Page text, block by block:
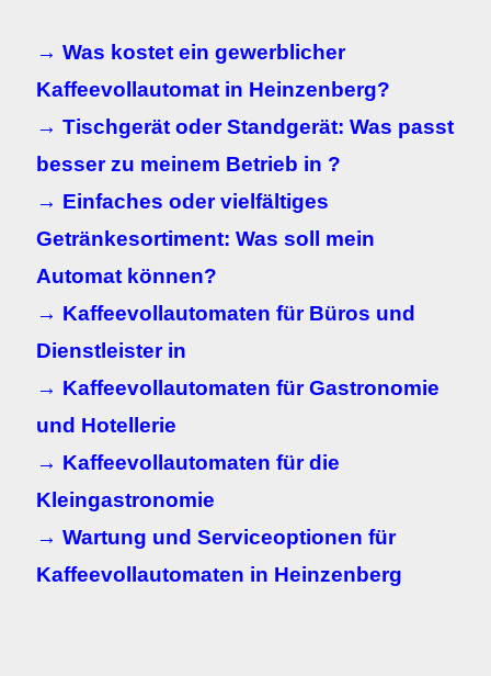
→ Was kostet ein gewerblicher
Kaffeevollautomat in Heinzenberg?
→ Tischgerät oder Standgerät: Was passt
besser zu meinem Betrieb in ?
→ Einfaches oder vielfältiges
Getränkesortiment: Was soll mein
Automat können?
→ Kaffeevollautomaten für Büros und
Dienstleister in
→ Kaffeevollautomaten für Gastronomie
und Hotellerie
→ Kaffeevollautomaten für die
Kleingastronomie
→ Wartung und Serviceoptionen für
Kaffeevollautomaten in Heinzenberg